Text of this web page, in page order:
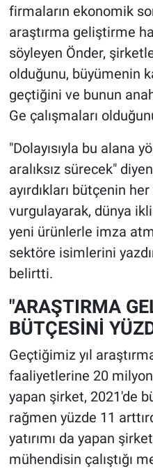
firmaların ekonomik
araştırma geliştirme
söyleyen Önder,
olduğunu, büyümenin
geçtiğini ve bunun
Ge çalışmaları
"Dolayısıyla bu alana
aralıksız sürecek"
ayırdıkları bütçenin her
vurgulayarak, dünya
yeni ürünlerle imza
sektöre isimlerini
belirtti.
"ARAŞTIRMA
BÜTÇESİNİ
Geçtiğimiz yıl
faaliyetlerine 20
yapan şirket, 2021'de
rağmen yüzde 11
yatırımı da yapan
mühendisin çalıştığı